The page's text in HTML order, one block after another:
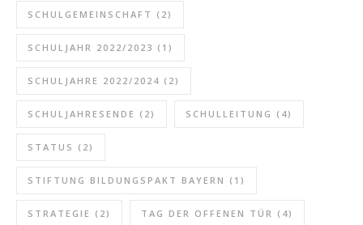
SCHULGEMEINSCHAFT (2)
SCHULJAHR 2022/2023 (1)
SCHULJAHRE 2022/2024 (2)
SCHULJAHRESENDE (2) SCHULLEITUNG (4)
STATUS (2)
STIFTUNG BILDUNGSPAKT BAYERN (1)
STRATEGIE (2) TAG DER OFFENEN TÜR (4)